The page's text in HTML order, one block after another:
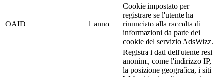
OAID 1 anno
Cookie impostato per
registrare se l'utente ha
rinunciato alla raccolta di
informazioni da parte dei
cookie del servizio AdsWizz.
Registra i dati dell'utente resi
anonimi, come l'indirizzo IP,
la posizione geografica, i siti